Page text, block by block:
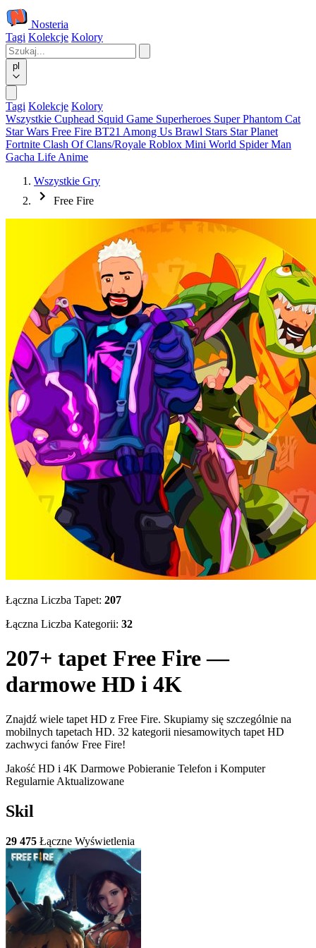
Nosteria
Tagi Kolekcje Kolory
pl
Tagi Kolekcje Kolory
Wszystkie Cuphead Squid Game Superheroes Super Phantom Cat
Star Wars Free Fire BT21 Among Us Brawl Stars Star Planet
Fortnite Clash Of Clans/Royale Roblox Mini World Spider Man
Gacha Life Anime
Wszystkie Gry
Free Fire
Łączna Liczba Tapet: 207
Łączna Liczba Kategorii: 32
207+ tapet Free Fire —
darmowe HD i 4K
Znajdź wiele tapet HD z Free Fire. Skupiamy się szczególnie na
mobilnych tapetach HD. 32 kategorii niesamowitych tapet HD
zachwyci fanów Free Fire!
Jakość HD i 4K Darmowe Pobieranie Telefon i Komputer
Regularnie Aktualizowane
Skil
29 475 Łączne Wyświetlenia